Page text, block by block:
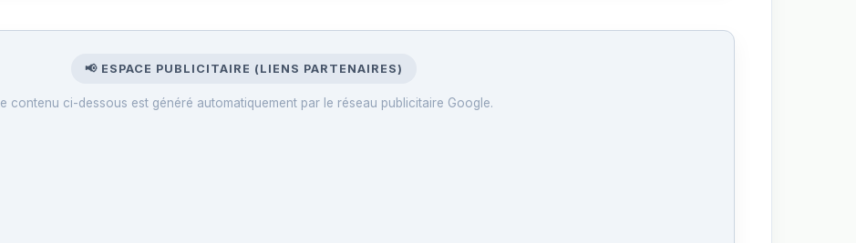
📢 ESPACE PUBLICITAIRE (LIENS PARTENAIRES)
Le contenu ci-dessous est généré automatiquement par le réseau publicitaire Google.